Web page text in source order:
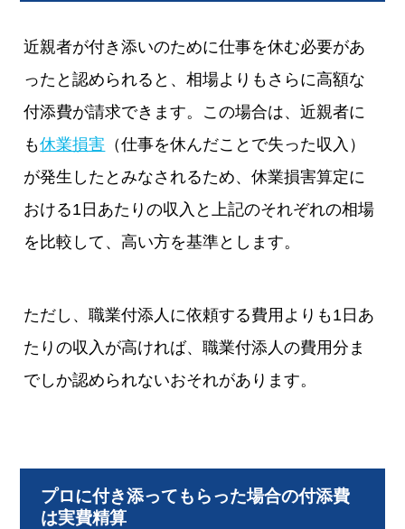
近親者が付き添いのために仕事を休む必要があ
ったと認められると、相場よりもさらに高額な
付添費が請求できます。この場合は、近親者に
も休業損害 （仕事を休んだことで失った収入）
が発生したとみなされるため、休業損害算定に
おける1日あたりの収入と上記のそれぞれの相場
を比較して、高い方を基準とします。
ただし、職業付添人に依頼する費用よりも1日あ
たりの収入が高ければ、職業付添人の費用分ま
でしか認められないおそれがあります。
プロに付き添ってもらった場合の付添費
は実費精算